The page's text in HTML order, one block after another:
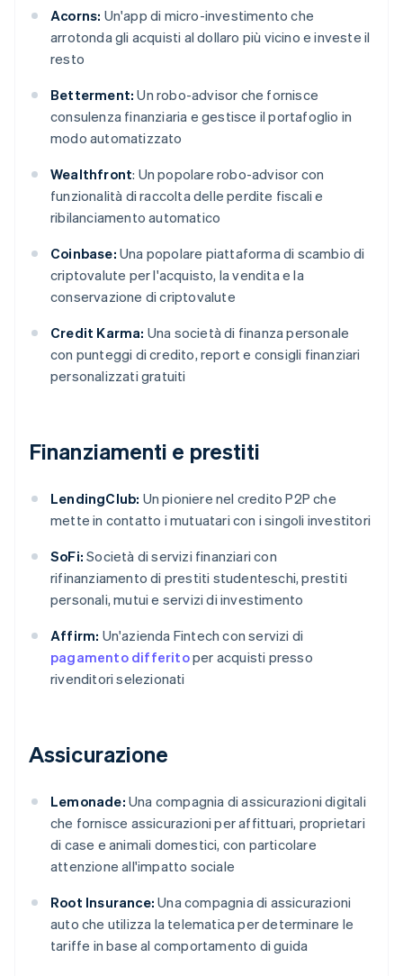
Acorns: Un'app di micro-investimento che
arrotonda gli acquisti al dollaro più vicino e investe il
resto
Betterment: Un robo-advisor che fornisce
consulenza finanziaria e gestisce il portafoglio in
modo automatizzato
Wealthfront: Un popolare robo-advisor con
funzionalità di raccolta delle perdite fiscali e
ribilanciamento automatico
Coinbase: Una popolare piattaforma di scambio di
criptovalute per l'acquisto, la vendita e la
conservazione di criptovalute
Credit Karma: Una società di finanza personale
con punteggi di credito, report e consigli finanziari
personalizzati gratuiti
Finanziamenti e prestiti
LendingClub: Un pioniere nel credito P2P che
mette in contatto i mutuatari con i singoli investitori
SoFi: Società di servizi finanziari con
rifinanziamento di prestiti studenteschi, prestiti
personali, mutui e servizi di investimento
Affirm: Un'azienda Fintech con servizi di
pagamento differitoper acquisti presso
rivenditori selezionati
Assicurazione
Lemonade: Una compagnia di assicurazioni digitali
che fornisce assicurazioni per affittuari, proprietari
di case e animali domestici, con particolare
attenzione all'impatto sociale
Root Insurance: Una compagnia di assicurazioni
auto che utilizza la telematica per determinare le
tariffe in base al comportamento di guida